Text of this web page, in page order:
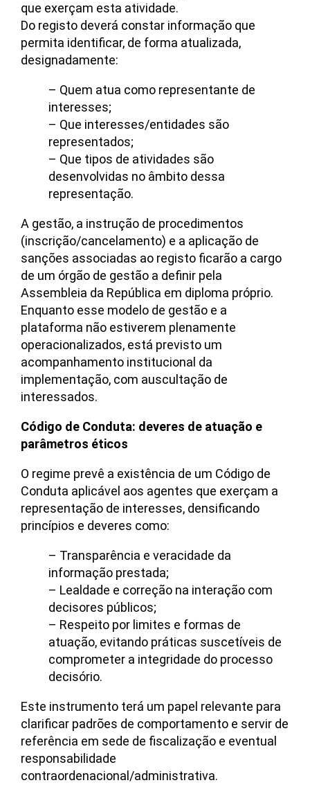
que exerçam esta atividade.
Do registo deverá constar informação que
permita identificar, de forma atualizada,
designadamente:
– Quem atua como representante de
interesses;
– Que interesses/entidades são
representados;
– Que tipos de atividades são
desenvolvidas no âmbito dessa
representação.
A gestão, a instrução de procedimentos
(inscrição/cancelamento) e a aplicação de
sanções associadas ao registo ficarão a cargo
de um órgão de gestão a definir pela
Assembleia da República em diploma próprio.
Enquanto esse modelo de gestão e a
plataforma não estiverem plenamente
operacionalizados, está previsto um
acompanhamento institucional da
implementação, com auscultação de
interessados.
Código de Conduta: deveres de atuação e
parâmetros éticos
O regime prevê a existência de um Código de
Conduta aplicável aos agentes que exerçam a
representação de interesses, densificando
princípios e deveres como:
– Transparência e veracidade da
informação prestada;
– Lealdade e correção na interação com
decisores públicos;
– Respeito por limites e formas de
atuação, evitando práticas suscetíveis de
comprometer a integridade do processo
decisório.
Este instrumento terá um papel relevante para
clarificar padrões de comportamento e servir de
referência em sede de fiscalização e eventual
responsabilidade
contraordenacional/administrativa.